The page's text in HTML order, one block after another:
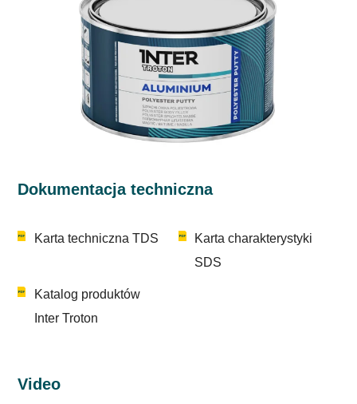
Dokumentacja techniczna
Karta techniczna TDS
Karta charakterystyki
SDS
Katalog produktów
Inter Troton
Video